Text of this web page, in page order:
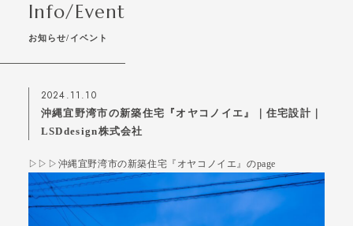
Info/Event
お知らせ/イベント
2024.11.10
沖縄宜野湾市の新築住宅『オヤコノイエ』｜住宅設計｜
LSDdesign株式会社
▷▷▷沖縄宜野湾市の新築住宅『オヤコノイエ』のpage